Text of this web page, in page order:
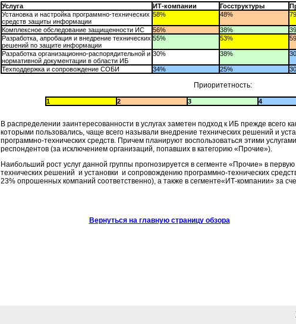
Услуга ИТ-компании Госструктуры
Установка и настройка программно-технических
средств защиты информации
58% 48%
Комплексное обследование защищенности ИС 56% 38%
Разработка, апробация и внедрение технических
решений по защите информации
55% 53%
Разработка организационно-распорядительной и
нормативной документации в области ИБ
30% 38%
Техподдержка и сопровождение СОБИ 34% 25%
Приоритетность:
1 2 3 4
В распределении заинтересованности в услугах заметен подход к ИБ прежде всего
которыми пользовались, чаще всего называли внедрение технических решений и
программно-технических средств. Причем планируют воспользоваться этими
респондентов (за исключением организаций, попавших в категорию «Прочие»).
Наибольший рост услуг данной группы прогнозируется в сегменте «Прочие» в
технических решений и установки и сопровождению программно-технических
23% опрошенных компаний соответственно), а также в сегменте«ИТ-компании» за
Вернуться на главную страницу обзора